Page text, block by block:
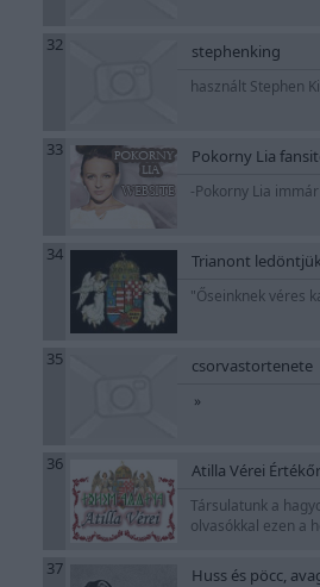
32 stephenking
használt Stephen
33 Pokorny Lia
-Pokorny Lia
34 Trianont
"Őseinknek véres
35 csorvastortenete
»
36 Atilla Vérei
Társulatunk a
olvasókkal ezen a
37 Huss és pöcc,